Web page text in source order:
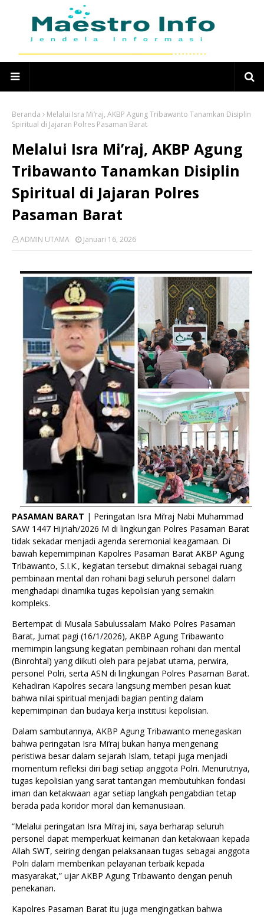
Beranda
Melalui Isra Mi’raj, AKBP Agung Tribawanto Tanamkan Disiplin
Spiritual di Jajaran Polres Pasaman Barat
Melalui Isra Mi’raj, AKBP Agung
Tribawanto Tanamkan Disiplin
Spiritual di Jajaran Polres
Pasaman Barat
ADMIN UTAMA Januari 16, 2026
PASAMAN BARAT | Peringatan Isra Mi’raj Nabi Muhammad
SAW 1447 Hijriah/2026 M di lingkungan Polres Pasaman Barat
tidak sekadar menjadi agenda seremonial keagamaan. Di
bawah kepemimpinan Kapolres Pasaman Barat AKBP Agung
Tribawanto, S.I.K., kegiatan tersebut dimaknai sebagai ruang
pembinaan mental dan rohani bagi seluruh personel dalam
menghadapi dinamika tugas kepolisian yang semakin
kompleks.
Bertempat di Musala Sabulussalam Mako Polres Pasaman
Barat, Jumat pagi (16/1/2026), AKBP Agung Tribawanto
memimpin langsung kegiatan pembinaan rohani dan mental
(Binrohtal) yang diikuti oleh para pejabat utama, perwira,
personel Polri, serta ASN di lingkungan Polres Pasaman Barat.
Kehadiran Kapolres secara langsung memberi pesan kuat
bahwa nilai spiritual menjadi bagian penting dalam
kepemimpinan dan budaya kerja institusi kepolisian.
Dalam sambutannya, AKBP Agung Tribawanto menegaskan
bahwa peringatan Isra Mi’raj bukan hanya mengenang
peristiwa besar dalam sejarah Islam, tetapi juga menjadi
momentum refleksi diri bagi setiap anggota Polri. Menurutnya,
tugas kepolisian yang sarat tantangan membutuhkan fondasi
iman dan ketakwaan agar setiap langkah pengabdian tetap
berada pada koridor moral dan kemanusiaan.
“Melalui peringatan Isra Mi’raj ini, saya berharap seluruh
personel dapat memperkuat keimanan dan ketakwaan kepada
Allah SWT, seiring dengan pelaksanaan tugas sebagai anggota
Polri dalam memberikan pelayanan terbaik kepada
masyarakat,” ujar AKBP Agung Tribawanto dengan penuh
penekanan.
Kapolres Pasaman Barat itu juga mengingatkan bahwa